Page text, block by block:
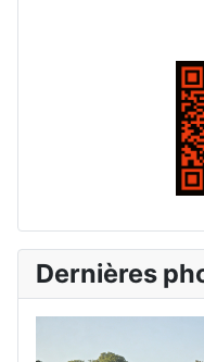
Dernières